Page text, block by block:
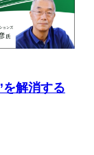
を解消する